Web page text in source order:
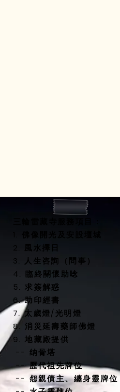
2. 風水擇日
3. 人生咨詢（問事）
4. 臨終關懷助唸
5. 求簽解惑
6. 助印經書
7. 太歲燈/光明燈
8. 消災延壽藥師佛燈
9. 地藏殿提供
-- 纳骨塔
-- 歷代祖先牌位
-- 怨親債主、纏身靈牌位